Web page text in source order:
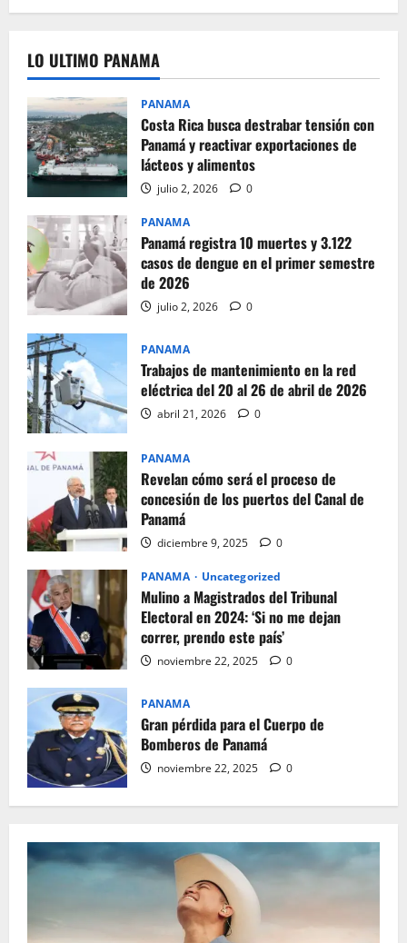
LO ULTIMO PANAMA
PANAMA
Costa Rica busca destrabar tensión con
Panamá y reactivar exportaciones de
lácteos y alimentos
julio 2, 2026 0
PANAMA
Panamá registra 10 muertes y 3.122
casos de dengue en el primer semestre
de 2026
julio 2, 2026 0
PANAMA
Trabajos de mantenimiento en la red
eléctrica del 20 al 26 de abril de 2026
abril 21, 2026 0
PANAMA
Revelan cómo será el proceso de
concesión de los puertos del Canal de
Panamá
diciembre 9, 2025 0
PANAMA Uncategorized
Mulino a Magistrados del Tribunal
Electoral en 2024: ‘Si no me dejan
correr, prendo este país’
noviembre 22, 2025 0
PANAMA
Gran pérdida para el Cuerpo de
Bomberos de Panamá
noviembre 22, 2025 0